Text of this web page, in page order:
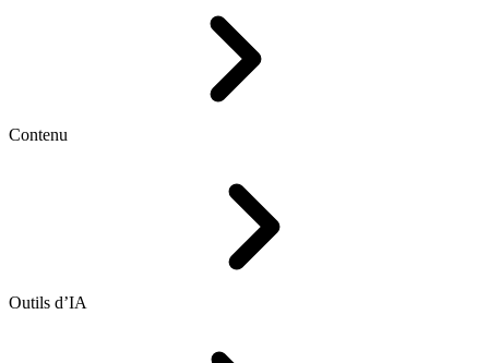
Contenu
Outils d’IA